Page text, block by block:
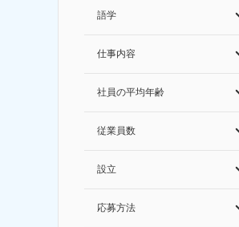
語学
仕事内容
社員の平均年齢
従業員数
設立
応募方法